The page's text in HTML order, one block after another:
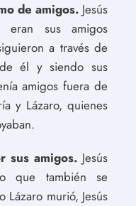
de amigos. Jesús
eran sus amigos
a través de
él y siendo sus
amigos fuera de
y Lázaro, quienes
sus amigos. Jesús
que también se
murió, Jesús